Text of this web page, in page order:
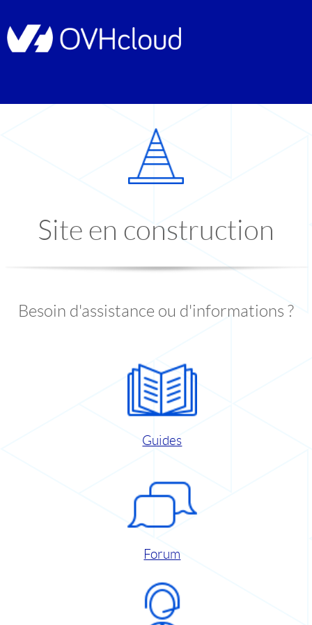
Site en construction
Besoin d'assistance ou d'informations ?
Guides
Forum